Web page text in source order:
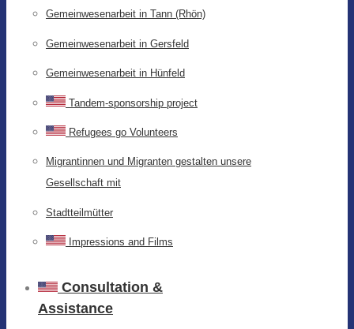
Gemeinwesenarbeit in Tann (Rhön)
Gemeinwesenarbeit in Gersfeld
Gemeinwesenarbeit in Hünfeld
Tandem-sponsorship project
Refugees go Volunteers
Migrantinnen und Migranten gestalten unsere
Gesellschaft mit
Stadtteilmütter
Impressions and Films
Consultation &
Assistance